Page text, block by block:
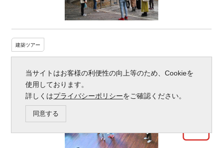
当サイトはお客様の利便性の向上等のため、Cookieを
使用しております。
詳しくはプライバシーポリシーをご確認ください。
同意する
建築ツアー
のひみつをさがそう！家族でたんけん編～